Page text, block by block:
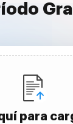
para